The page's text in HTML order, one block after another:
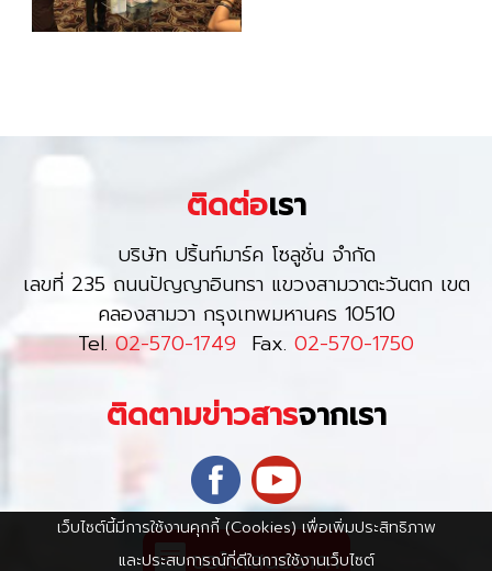
ติดต่อเรา
บริษัท ปริ้นท์มาร์ค โซลูชั่น จำกัด
เลขที่ 235 ถนนปัญญาอินทรา แขวงสามวาตะวันตก เขต
คลองสามวา กรุงเทพมหานคร 10510
Tel.02-570-1749 Fax. 02-570-1750
ติดตามข่าวสารจากเรา
เว็บไซต์นี้มีการใช้งานคุกกี้ (Cookies) เพื่อเพิ่มประสิทธิภาพ
และประสบการณ์ที่ดีในการใช้งานเว็บไซต์